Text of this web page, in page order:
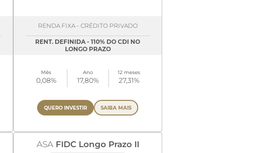
RENDA FIXA - CRÉDITO PRIVADO
RENT. DEFINIDA - 110% DO CDI NO
LONGO PRAZO
Mês
0,08%
Ano
17,80%
12 meses
27,31%
QUERO INVESTIR SAIBA MAIS
ASAFIDC Longo Prazo II